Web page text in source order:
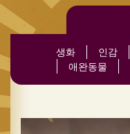
생화 인감
애완동물